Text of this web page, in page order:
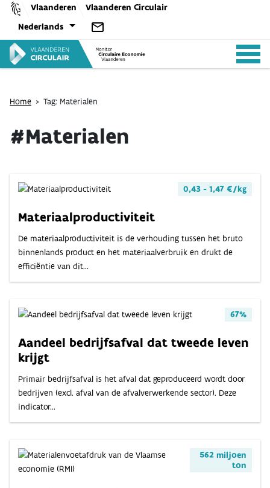
Skip
content
Vlaanderen
Vlaanderen Circulair
Nederlands
ANALYSES
BELEID
CE-TOOLS
OVER
INDICATOREN
Home > Tag: Materialen
#Materialen
0,43 - 1,47 €/kg
Materiaalproductiviteit
De materiaalproductiviteit is de verhouding tussen het bruto
binnenlands product en het materiaalverbruik en drukt de
efficiëntie van dit...
67%
Aandeel bedrijfsafval dat tweede leven
krijgt
Primair bedrijfsafval is het afval dat geproduceerd wordt door
bedrijven (excl. afval van de afvalverwerkende sector). Deze
indicator...
562 miljoen
ton